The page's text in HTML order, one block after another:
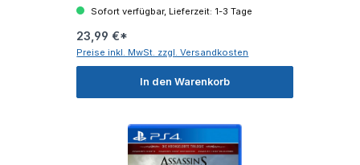
Sofort verfügbar, Lieferzeit: 1-3 Tage
23,99 €*
Preise inkl. MwSt. zzgl. Versandkosten
In den Warenkorb